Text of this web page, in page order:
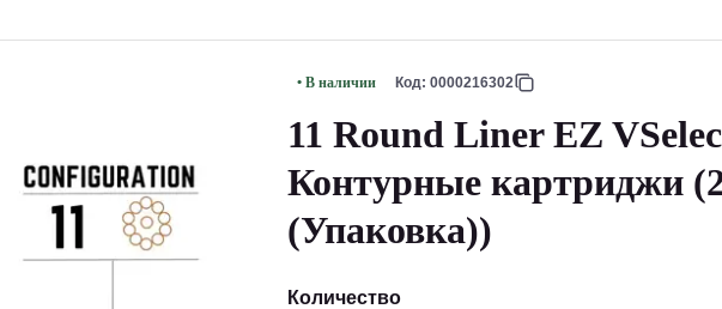
• В наличии Код: 0000216302
11 Round Liner EZ
Контурные картриджи
(Упаковка))
Количество